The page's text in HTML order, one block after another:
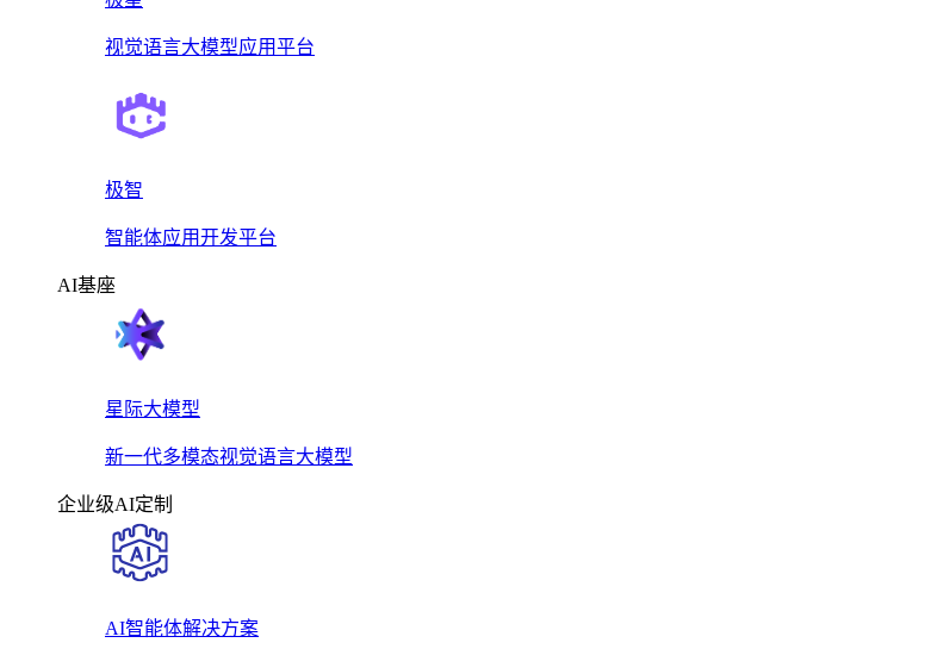
视觉语言大模型应用平台
极智
智能体应用开发平台
AI基座
星际大模型
新一代多模态视觉语言大模型
企业级AI定制
AI智能体解决方案